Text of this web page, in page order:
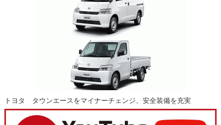
トヨタ タウンエースをマイナーチェンジ、安全装備を充実